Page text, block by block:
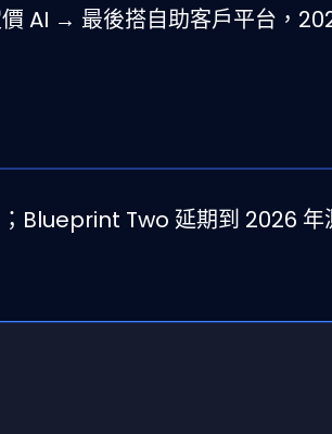
AI → 最後搭自助客戶平台，
Blueprint Two 延期到 2026 年